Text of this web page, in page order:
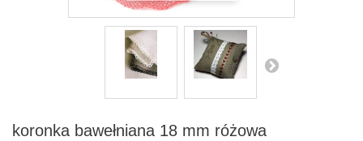
koronka bawełniana 18 mm różowa